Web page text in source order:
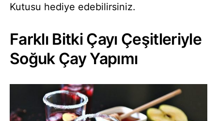
Kutusu hediye edebilirsiniz.
Farklı Bitki Çayı Çeşitleriyle
Soğuk Çay Yapımı